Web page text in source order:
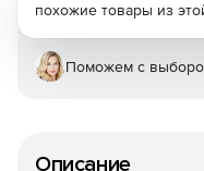
Описание
похожие товары из
Поможем с